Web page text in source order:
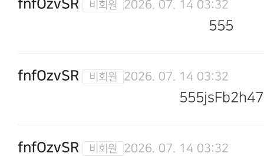
fnfOzvSR 2026. 07. 14 03:32
555
fnfOzvSR 2026. 07. 14 03:32
555jsFb2h47
fnfOzvSR 2026. 07. 14 03:32